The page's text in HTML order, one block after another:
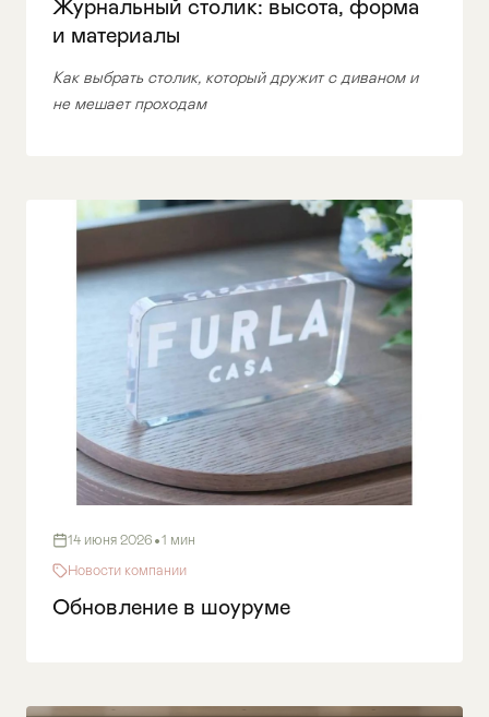
Стулья >
Журнальный столик: высота, форма
и материалы
Как выбрать столик, который дружит с диваном и
не мешает проходам
14 июня 2026•1 мин
Новости компании
Обновление в шоуруме